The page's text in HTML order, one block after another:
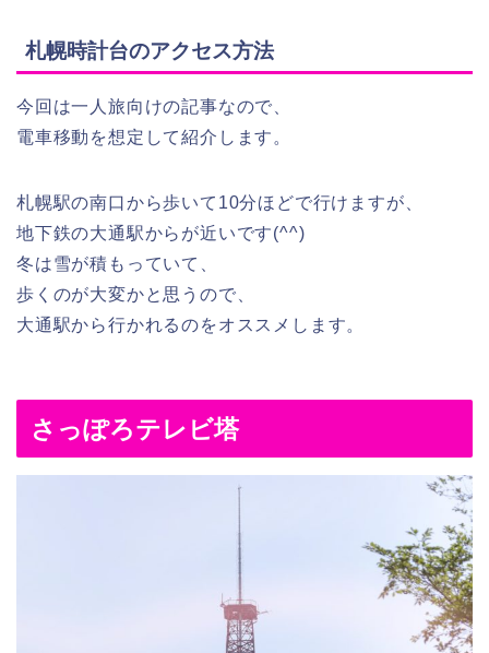
札幌時計台のアクセス方法
今回は一人旅向けの記事なので、
電車移動を想定して紹介します。
札幌駅の南口から歩いて10分ほどで行けますが、
地下鉄の大通駅からが近いです(^^)
冬は雪が積もっていて、
歩くのが大変かと思うので、
大通駅から行かれるのをオススメします。
さっぽろテレビ塔